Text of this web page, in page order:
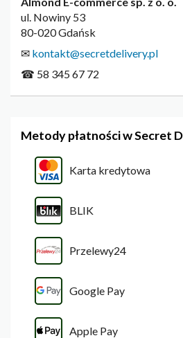
ul. Nowiny 53
80-020 Gdańsk
✉ kontakt@secretdelivery.pl
☎ 58 345 67 72
Metody płatności w Secret
Karta kredytowa
BLIK
Przelewy24
Google Pay
Apple Pay